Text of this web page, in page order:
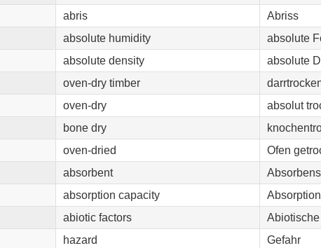
abris
Abriss
absolute humidity
absolute
absolute density
absolute
oven-dry timber
oven-dry
absolut
bone dry
oven-dried
Ofen
absorbent
Absorbens
absorption capacity
abiotic factors
hazard
Gefahr